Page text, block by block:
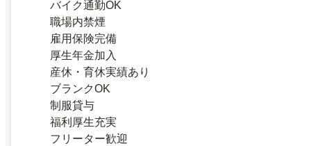
バイク通勤OK
職場内禁煙
雇用保険完備
厚生年金加入
産休・育休実績あり
ブランクOK
制服貸与
福利厚生充実
フリーター歓迎